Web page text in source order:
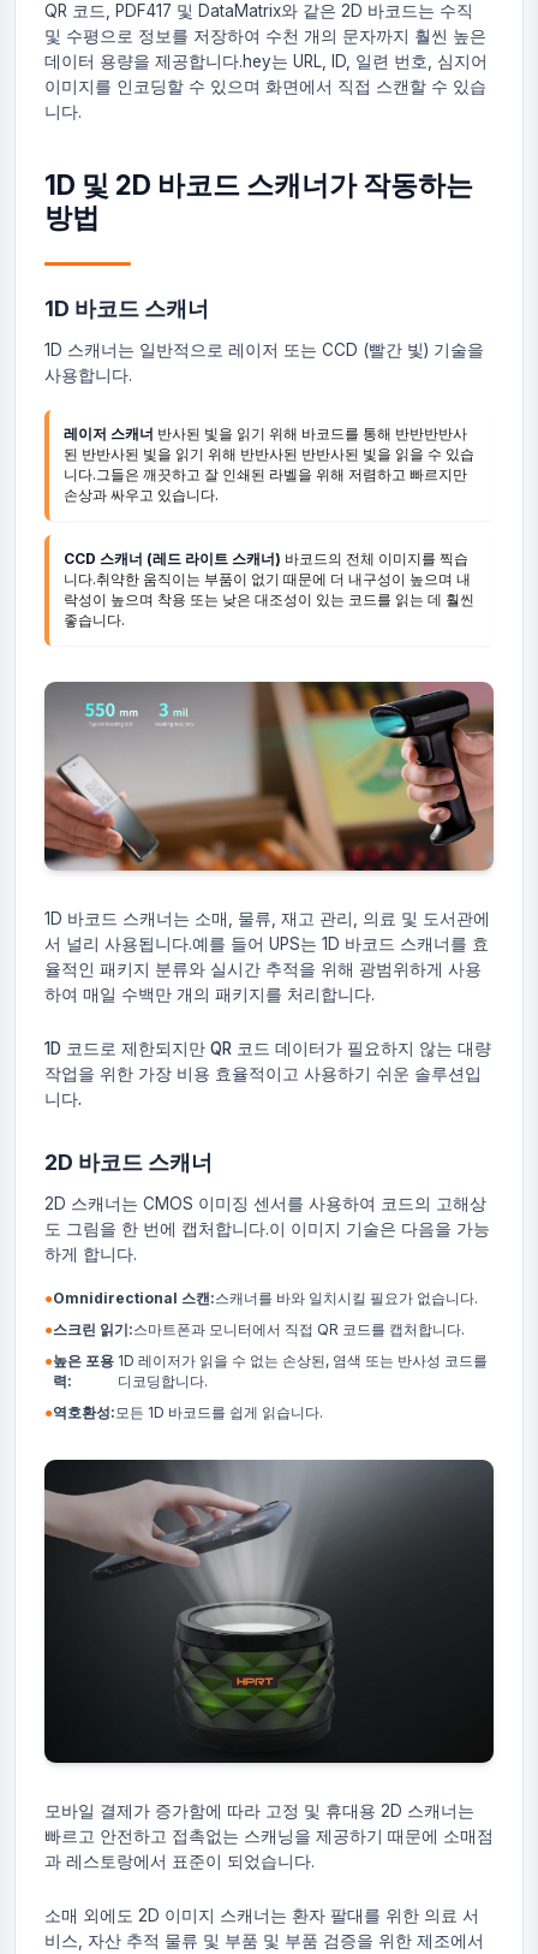
QR 코드, PDF417 및 DataMatrix와 같은 2D 바코드는 수직
및 수평으로 정보를 저장하여 수천 개의 문자까지 훨씬 높은
데이터 용량을 제공합니다.hey는 URL, ID, 일련 번호, 심지어
이미지를 인코딩할 수 있으며 화면에서 직접 스캔할 수 있습
니다.
1D 및 2D 바코드 스캐너가 작동하는
방법
1D 바코드 스캐너
1D 스캐너는 일반적으로 레이저 또는 CCD (빨간 빛) 기술을
사용합니다.
레이저 스캐너 반사된 빛을 읽기 위해 바코드를 통해 반반반반사
된 반반사된 빛을 읽기 위해 반반사된 반반사된 빛을 읽을 수 있습
니다.그들은 깨끗하고 잘 인쇄된 라벨을 위해 저렴하고 빠르지만
손상과 싸우고 있습니다.
CCD 스캐너 (레드 라이트 스캐너) 바코드의 전체 이미지를 찍습
니다.취약한 움직이는 부품이 없기 때문에 더 내구성이 높으며 내
락성이 높으며 착용 또는 낮은 대조성이 있는 코드를 읽는 데 훨씬
좋습니다.
1D 바코드 스캐너는 소매, 물류, 재고 관리, 의료 및 도서관에
서 널리 사용됩니다.예를 들어 UPS는 1D 바코드 스캐너를 효
율적인 패키지 분류와 실시간 추적을 위해 광범위하게 사용
하여 매일 수백만 개의 패키지를 처리합니다.
1D 코드로 제한되지만 QR 코드 데이터가 필요하지 않는 대량
작업을 위한 가장 비용 효율적이고 사용하기 쉬운 솔루션입
니다.
2D 바코드 스캐너
2D 스캐너는 CMOS 이미징 센서를 사용하여 코드의 고해상
도 그림을 한 번에 캡처합니다.이 이미지 기술은 다음을 가능
하게 합니다.
●Omnidirectional 스캔:스캐너를 바와 일치시킬 필요가 없습니다.
●스크린 읽기:스마트폰과 모니터에서 직접 QR 코드를 캡처합니다.
●높은 포용
력:
1D 레이저가 읽을 수 없는 손상된, 염색 또는 반사성 코드를
디코딩합니다.
●역호환성:모든 1D 바코드를 쉽게 읽습니다.
모바일 결제가 증가함에 따라 고정 및 휴대용 2D 스캐너는
빠르고 안전하고 접촉없는 스캐닝을 제공하기 때문에 소매점
과 레스토랑에서 표준이 되었습니다.
소매 외에도 2D 이미지 스캐너는 환자 팔대를 위한 의료 서
비스, 자산 추적 물류 및 부품 및 부품 검증을 위한 제조에서